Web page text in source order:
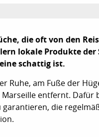
die oft von den
lokale Produkte der
schattig ist.
Ruhe, am Fuße der
entfernt. Dafür
garantieren, die